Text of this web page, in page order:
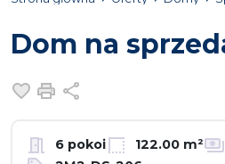
Dom na
Dodaj do ulubionych
Drukuj
6 pokoi 122.00 m²